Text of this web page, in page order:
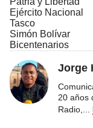
Ejército Nacional
Tasco
Simón Bolívar
Bicentenarios
Jorge
20 años
Radio,